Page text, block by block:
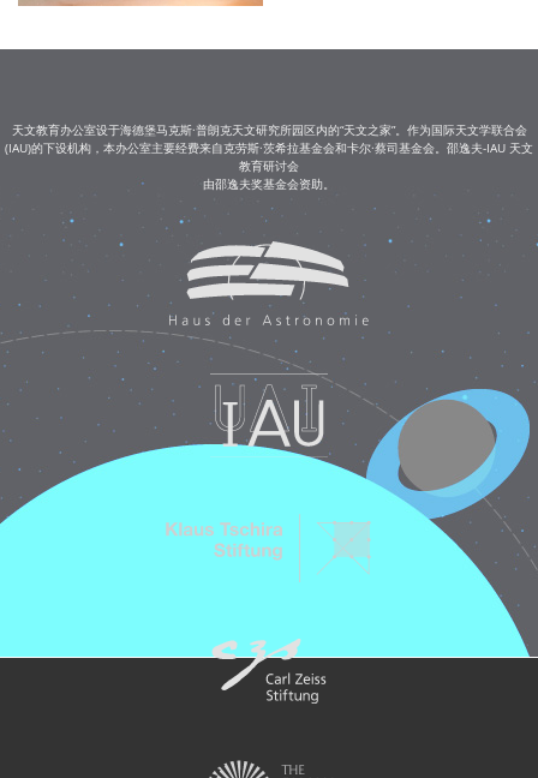
天文教育办公室设于海德堡马克斯·普朗克天文研究所园区内的“天文之家”。作为国际天文学联合会
(IAU)的下设机构，本办公室主要经费来自克劳斯·茨希拉基金会和卡尔·蔡司基金会。邵逸夫-IAU 天文
教育研讨会
由邵逸夫奖基金会资助。